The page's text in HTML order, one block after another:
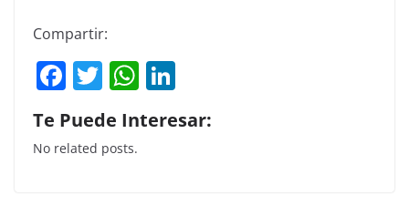
Compartir:
F
a
c
e
T
w
itt
er
W
h
at k
Te Puede Interesar:
No related posts.